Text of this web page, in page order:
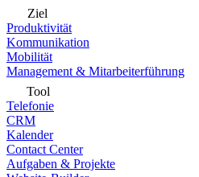
Ziel
Produktivität
Kommunikation
Mobilität
Management & Mitarbeiterführung
Tool
Telefonie
CRM
Kalender
Contact Center
Aufgaben & Projekte